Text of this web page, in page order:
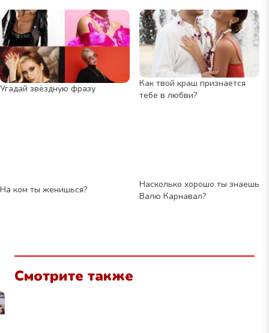
Угадай звёздную фразу
Как твой краш признается
тебе в любви?
На ком ты женишься?
Насколько хорошо ты знаешь
Валю Карнавал?
Смотрите также